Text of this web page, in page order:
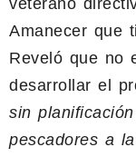
veterano
Amanecer que
Reveló que no
desarrollar el
sin
pescadores a